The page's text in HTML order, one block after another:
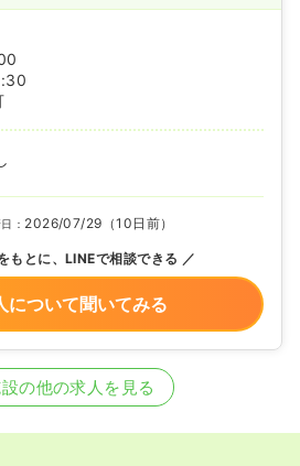
： 2026/07/29（10日前）
もとに、LINEで相談できる
について聞いてみる
の他の求人を見る